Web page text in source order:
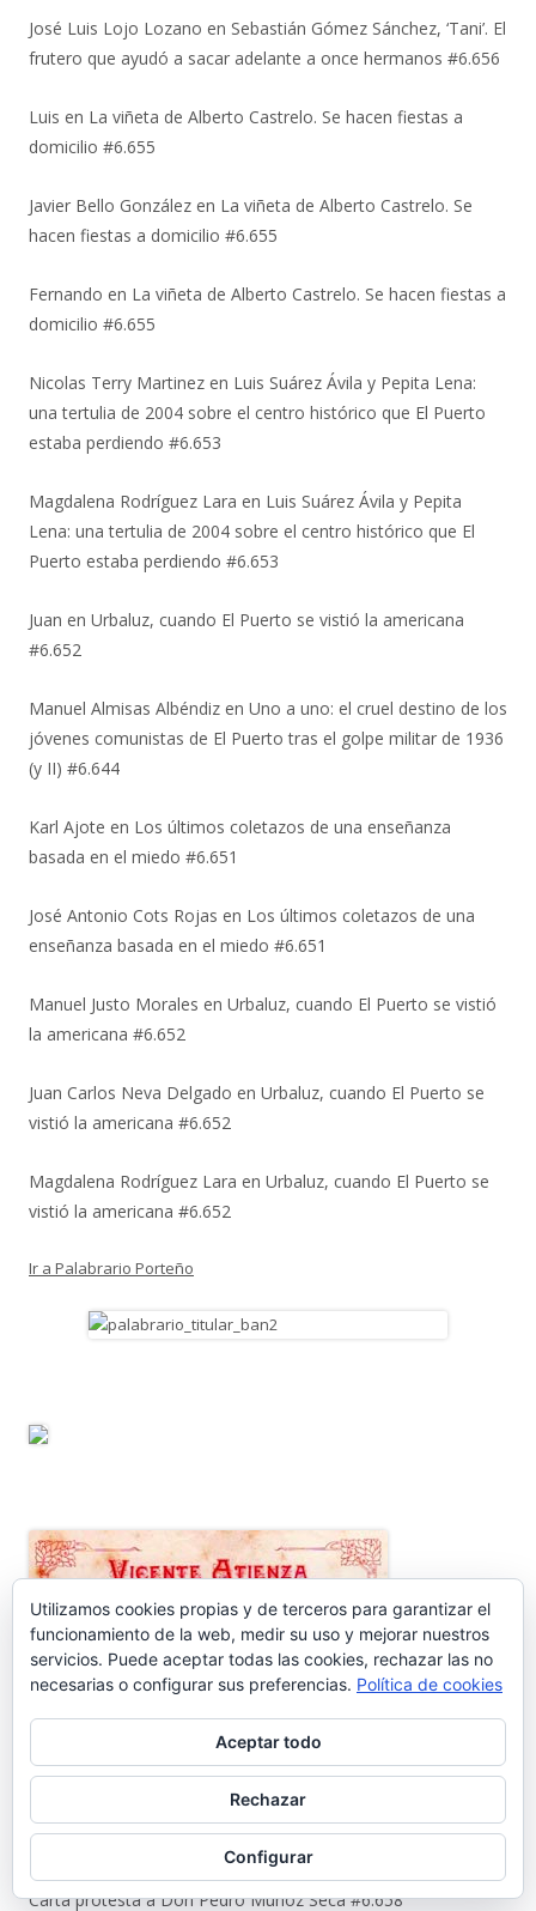
José Luis Lojo Lozano en Sebastián Gómez Sánchez, ‘Tani’. El
frutero que ayudó a sacar adelante a once hermanos #6.656
Luis en La viñeta de Alberto Castrelo. Se hacen fiestas a
domicilio #6.655
Javier Bello González en La viñeta de Alberto Castrelo. Se
hacen fiestas a domicilio #6.655
Fernando en La viñeta de Alberto Castrelo. Se hacen fiestas a
domicilio #6.655
Nicolas Terry Martinez en Luis Suárez Ávila y Pepita Lena:
una tertulia de 2004 sobre el centro histórico que El Puerto
estaba perdiendo #6.653
Magdalena Rodríguez Lara en Luis Suárez Ávila y Pepita
Lena: una tertulia de 2004 sobre el centro histórico que El
Puerto estaba perdiendo #6.653
Juan en Urbaluz, cuando El Puerto se vistió la americana
#6.652
Manuel Almisas Albéndiz en Uno a uno: el cruel destino de los
jóvenes comunistas de El Puerto tras el golpe militar de 1936
(y II) #6.644
Karl Ajote en Los últimos coletazos de una enseñanza
basada en el miedo #6.651
José Antonio Cots Rojas en Los últimos coletazos de una
enseñanza basada en el miedo #6.651
Manuel Justo Morales en Urbaluz, cuando El Puerto se vistió
la americana #6.652
Juan Carlos Neva Delgado en Urbaluz, cuando El Puerto se
vistió la americana #6.652
Magdalena Rodríguez Lara en Urbaluz, cuando El Puerto se
vistió la americana #6.652
Ir a Palabrario Porteño
ENTRADAS RECIENTES
Nos vamos de vacaciones #6.660
¿Dónde está Calleja? #6.659
Carta protesta a Don Pedro Muñoz Seca #6.658
Utilizamos cookies propias y de terceros para garantizar el
funcionamiento de la web, medir su uso y mejorar nuestros
servicios. Puede aceptar todas las cookies, rechazar las no
necesarias o configurar sus preferencias. Política de cookies
Aceptar todo
Rechazar
Configurar